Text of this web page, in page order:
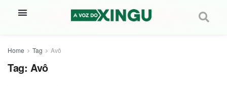
Home Tag Avô
Tag: Avô